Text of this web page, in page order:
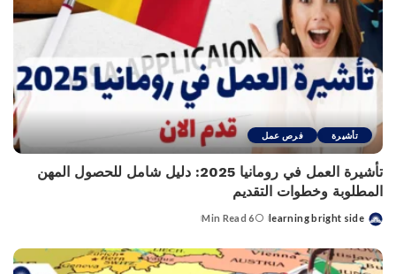
تأشيرة فرص عمل
تأشيرة العمل في رومانيا 2025: دليل شامل للحصول المهن
المطلوبة وخطوات التقديم
Posted
learning bright side
6 Min Read